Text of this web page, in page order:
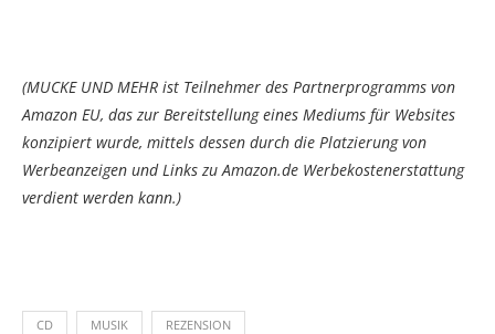
(MUCKE UND MEHR ist Teilnehmer des Partnerprogramms von
Amazon EU, das zur Bereitstellung eines Mediums für Websites
konzipiert wurde, mittels dessen durch die Platzierung von
Werbeanzeigen und Links zu Amazon.de Werbekostenerstattung
verdient werden kann.)
CD MUSIK REZENSION